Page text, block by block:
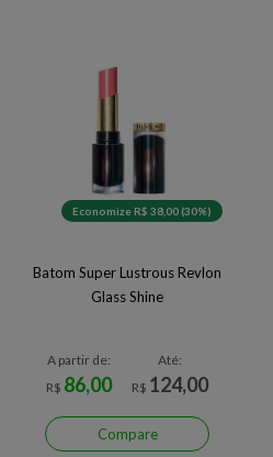
Economize R$ 38,00 (30%)
Batom Super Lustrous Revlon
Glass Shine
A partir de:
R$ 86,00
Até:
R$ 124,00
Compare